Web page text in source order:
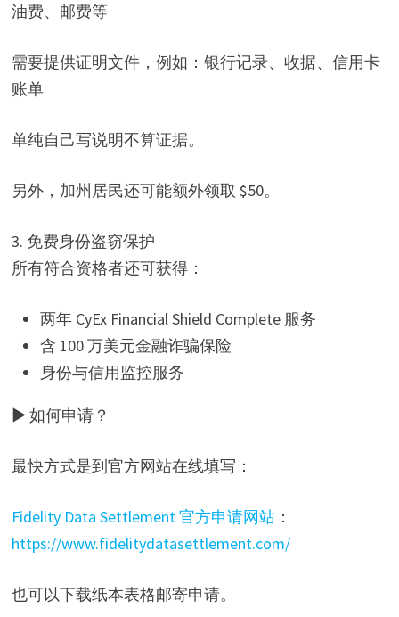
油费、邮费等
需要提供证明文件，例如：银行记录、收据、信用卡
账单
单纯自己写说明不算证据。
另外，加州居民还可能额外领取 $50。
3. 免费身份盗窃保护
所有符合资格者还可获得：
两年 CyEx Financial Shield Complete 服务
含 100 万美元金融诈骗保险
身份与信用监控服务
▶ 如何申请？
最快方式是到官方网站在线填写：
Fidelity Data Settlement 官方申请网站：
https://www.fidelitydatasettlement.com/
也可以下载纸本表格邮寄申请。